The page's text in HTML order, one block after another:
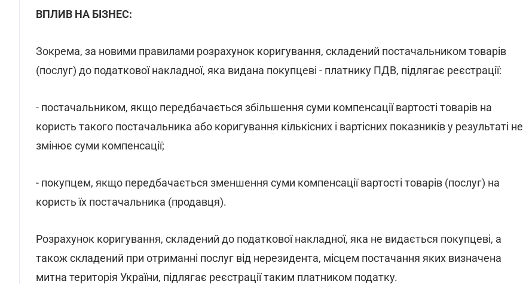
ВПЛИВ НА БІЗНЕС:
Зокрема, за новими правилами розрахунок коригування, складений постачальником товарів
(послуг) до податкової накладної, яка видана покупцеві - платнику ПДВ, підлягає реєстрації:
- постачальником, якщо передбачається збільшення суми компенсації вартості товарів на
користь такого постачальника або коригування кількісних і вартісних показників у результаті не
змінює суми компенсації;
- покупцем, якщо передбачається зменшення суми компенсації вартості товарів (послуг) на
користь їх постачальника (продавця).
Розрахунок коригування, складений до податкової накладної, яка не видається покупцеві, а
також складений при отриманні послуг від нерезидента, місцем постачання яких визначена
митна територія України, підлягає реєстрації таким платником податку.